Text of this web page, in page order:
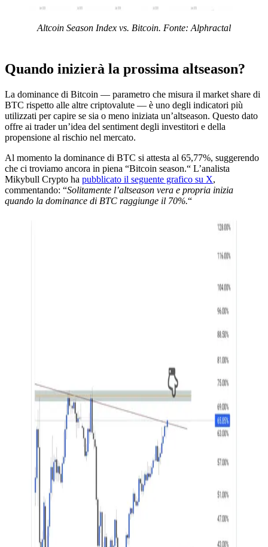
Altcoin Season Index vs. Bitcoin. Fonte: Alphractal
Quando inizierà la prossima altseason?
La dominance di Bitcoin — parametro che misura il market share di
BTC rispetto alle altre criptovalute — è uno degli indicatori più
utilizzati per capire se sia o meno iniziata un’altseason. Questo dato
offre ai trader un’idea del sentiment degli investitori e della
propensione al rischio nel mercato.
Al momento la dominance di BTC si attesta al 65,77%, suggerendo
che ci troviamo ancora in piena “Bitcoin season.“ L’analista
Mikybull Crypto ha pubblicato il seguente grafico su X,
commentando: “Solitamente l’altseason vera e propria inizia
quando la dominance di BTC raggiunge il 70%.“